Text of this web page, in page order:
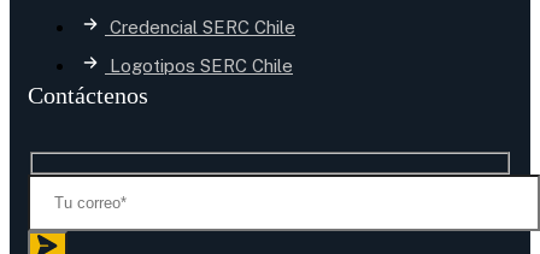
Credencial SERC Chile
Logotipos SERC Chile
Contáctenos